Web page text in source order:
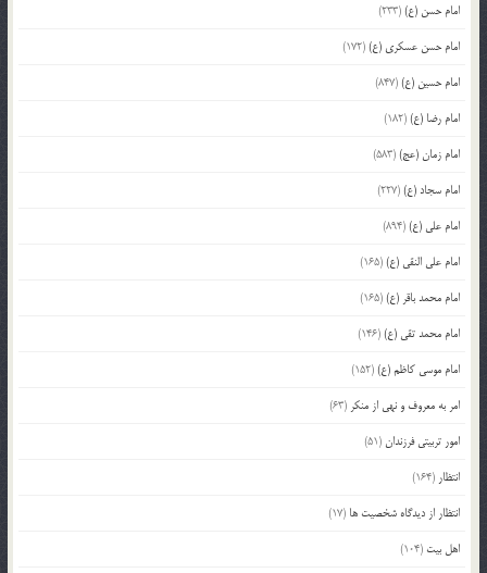
امام حسن (ع)(233)
امام حسن عسکری (ع)(172)
امام حسین (ع)(847)
امام رضا (ع)(182)
امام زمان (عج)(583)
امام سجاد (ع)(227)
امام علی (ع)(894)
امام علی النقی (ع)(165)
امام محمد باقر (ع)(165)
امام محمد تقی (ع)(146)
امام موسی کاظم (ع)(152)
امر به معروف و نهی از منکر (63)
امور تربیتی فرزندان(51)
انتظار (164)
انتظار از دیدگاه شخصیت ها (17)
اهل بیت (104)